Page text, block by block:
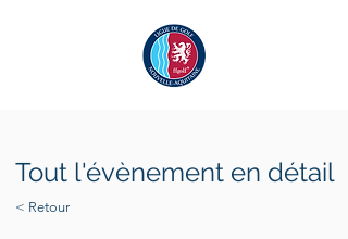
Tout l'évènement en détail
< Retour